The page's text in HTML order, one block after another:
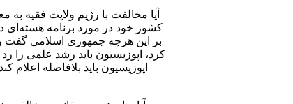
آیا مخالفت با رژیم ولایت فقیه
کشور خود در مورد برنامه هسته‌ای
بر این هرچه جمهوری اسلامی گفت و
کرد، اپوزیسیون باید رشد علمی را